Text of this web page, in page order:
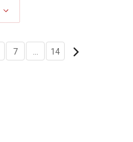
7 14